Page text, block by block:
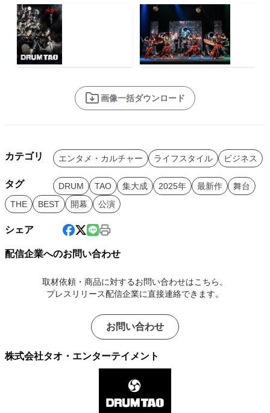
画像一括ダウンロード
カテゴリ エンタメ・カルチャー ライフスタイル ビジネス
タグ DRUM TAO 集大成 2025年 最新作
舞台
THE
BEST 開幕 公演
シェア
配信企業へのお問い合わせ
取材依頼・商品に対するお問い合わせはこちら。
プレスリリース配信企業に直接連絡できます。
お問い合わせ
株式会社タオ・エンターテイメント